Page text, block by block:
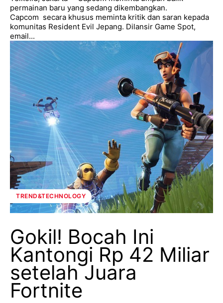
permainan baru yang sedang dikembangkan.
Capcom secara khusus meminta kritik dan saran kepada
komunitas Resident Evil Jepang. Dilansir Game Spot,
email...
TREND&TECHNOLOGY
Gokil! Bocah Ini
Kantongi Rp 42 Miliar
setelah Juara
Fortnite